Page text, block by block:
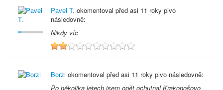
Pavel T. okomentoval před asi 11 roky pivo
následovně:
Nikdy víc
2
Borzi okomentoval před asi 11 roky pivo následovně:
Po několika letech jsem opět ochutnal Krakonošovo